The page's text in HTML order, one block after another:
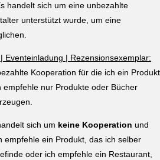
handelt sich um eine unbezahlte
unterstützt wurde, um eine
Eventeinladung | Rezensionsexemplar:
Kooperation für die ich ein Produkt
nur Produkte oder Bücher
sich um keine Kooperation und
empfehle ein Produkt, das ich selber
oder ich empfehle ein Restaurant,